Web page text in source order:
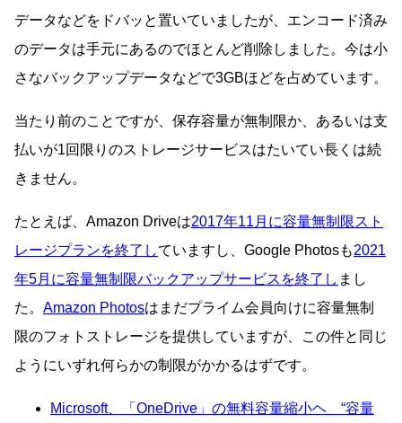
データなどをドバッと置いていましたが、エンコード済み
のデータは手元にあるのでほとんど削除しました。今は小
さなバックアップデータなどで3GBほどを占めています。
当たり前のことですが、保存容量が無制限か、あるいは支
払いが1回限りのストレージサービスはたいてい長くは続
きません。
たとえば、Amazon Driveは2017年11月に容量無制限スト
レージプランを終了していますし、Google Photosも2021
年5月に容量無制限バックアップサービスを終了し まし
た。 Amazon Photosはまだプライム会員向けに容量無制
限のフォトストレージを提供していますが、この件と同じ
ようにいずれ何らかの制限がかかるはずです。
Microsoft、「OneDrive」の無料容量縮小ヘ “容量